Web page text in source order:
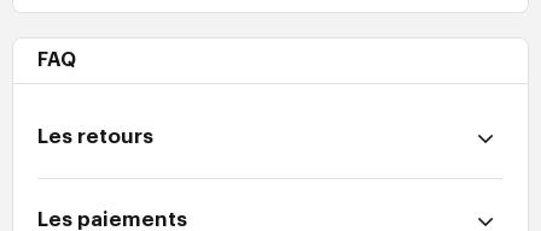
FAQ
Les retours
Les paiements